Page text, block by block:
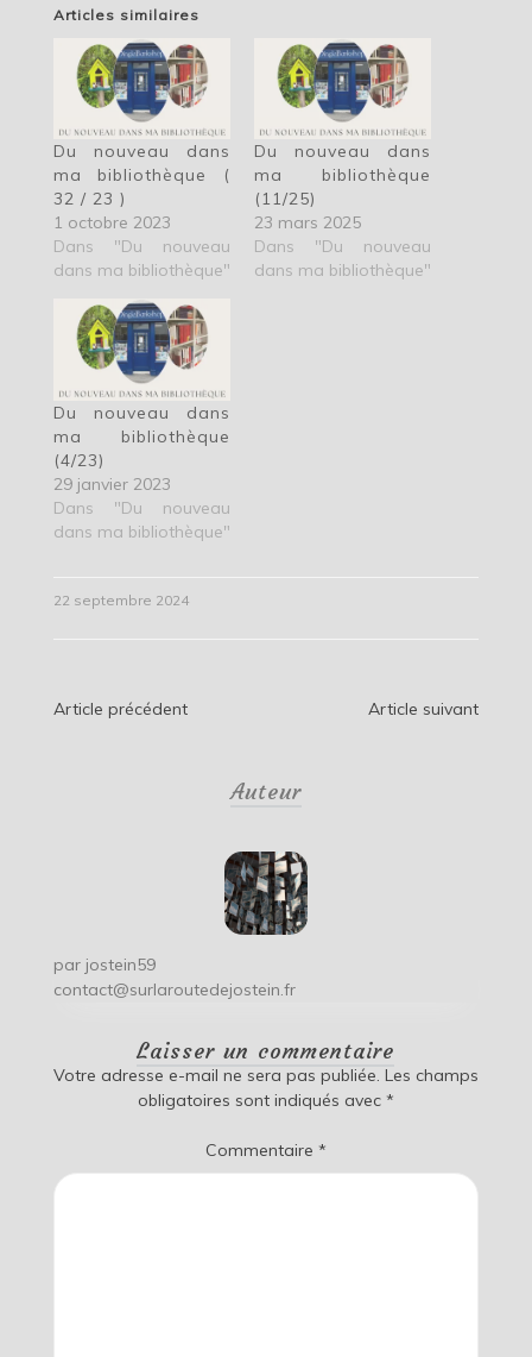
Articles similaires
Du nouveau dans
ma bibliothèque (
32 / 23 )
1 octobre 2023
Dans "Du nouveau
dans ma bibliothèque"
Du nouveau dans
ma bibliothèque
(11/25)
23 mars 2025
Dans "Du nouveau
dans ma bibliothèque"
Du nouveau dans
ma bibliothèque
(4/23)
29 janvier 2023
Dans "Du nouveau
dans ma bibliothèque"
22 septembre 2024
Navigation
Article précédent Article suivant
Auteur
par jostein59
contact@surlaroutedejostein.fr
Laisser un commentaire
Votre adresse e-mail ne sera pas publiée. Les champs
obligatoires sont indiqués avec *
Commentaire *